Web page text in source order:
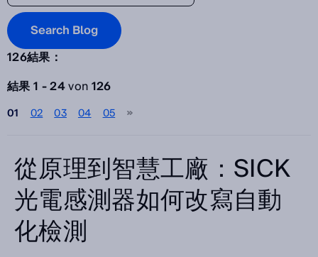
Search Blog
年份
請選擇
类别
請選擇
126結果：
結果 1 - 24von126
01 02 03 04 05
從原理到智慧工廠：SICK
光電感測器如何改寫自動
化檢測